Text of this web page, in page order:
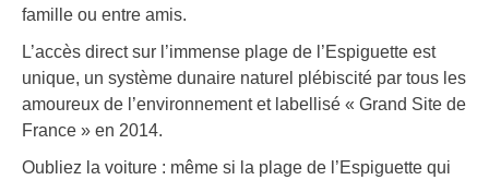
famille ou entre amis.
L’accès direct sur l’immense plage de l’Espiguette est
unique, un système dunaire naturel plébiscité par tous les
amoureux de l’environnement et labellisé « Grand Site de
France » en 2014.
Oubliez la voiture : même si la plage de l’Espiguette qui